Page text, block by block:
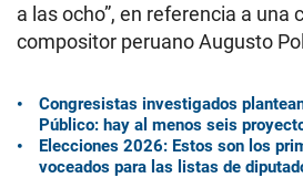
a las ocho”, en referencia a una
compositor peruano Augusto
Congresistas investigados
Público: hay al menos seis
Elecciones 2026: Estos son los
voceados para las listas de